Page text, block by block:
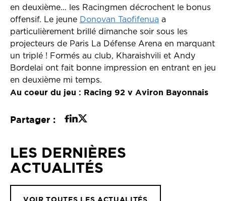
en deuxième… les Racingmen décrochent le bonus
offensif. Le jeune Donovan Taofifenua a
particulièrement brillé dimanche soir sous les
projecteurs de Paris La Défense Arena en marquant
un triplé ! Formés au club, Kharaishvili et Andy
Bordelai ont fait bonne impression en entrant en jeu
en deuxième mi temps.
Au coeur du jeu : Racing 92 v Aviron Bayonnais
Partager :
LES DERNIÈRES
ACTUALITÉS
VOIR TOUTES LES ACTUALITÉS